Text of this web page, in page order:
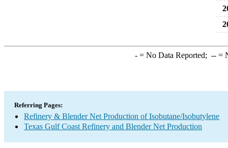
-= No Data Reported; --=
Referring Pages:
Refinery & Blender Net Production of Isobutane/Isobutylene
Texas Gulf Coast Refinery and Blender Net Production